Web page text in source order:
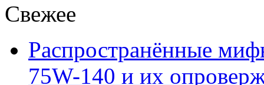
Свежее
Распространённые
75W-140 и их